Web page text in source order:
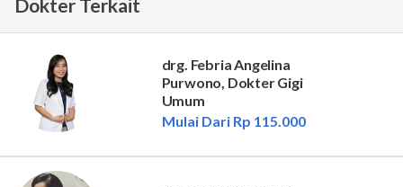
Dokter Terkait